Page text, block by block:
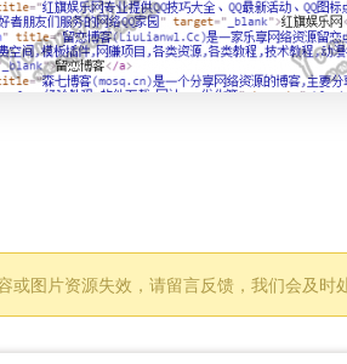
图片资源失效，请留言反馈，我们会及时